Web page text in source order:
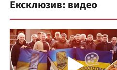
Ексклюзив: видео